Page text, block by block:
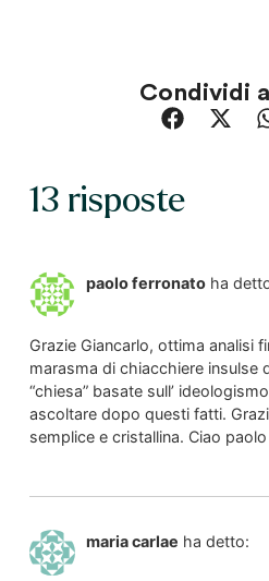
Condividi
13 risposte
paolo ferronato ha
Grazie Giancarlo, ottima analisi
marasma di chiacchiere insulse
“chiesa” basate sull’
ascoltare dopo questi fatti.
semplice e cristallina. Ciao paolo
maria carlae ha detto: